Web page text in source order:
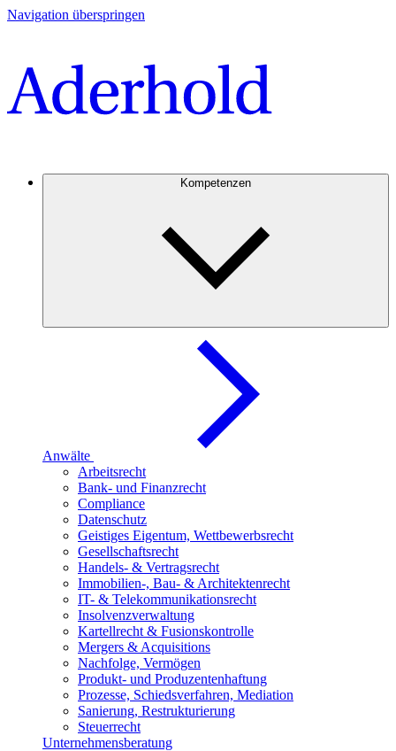
Navigation überspringen
Kompetenzen
Anwälte
Arbeitsrecht
Bank- und Finanzrecht
Compliance
Datenschutz
Geistiges Eigentum, Wettbewerbsrecht
Gesellschaftsrecht
Handels- & Vertragsrecht
Immobilien-, Bau- & Architektenrecht
IT- & Telekommunikationsrecht
Insolvenzverwaltung
Kartellrecht & Fusionskontrolle
Mergers & Acquisitions
Nachfolge, Vermögen
Produkt- und Produzentenhaftung
Prozesse, Schiedsverfahren, Mediation
Sanierung, Restrukturierung
Steuerrecht
Unternehmensberatung